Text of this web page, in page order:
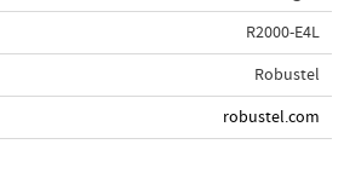
R2000-E4L
Robustel
robustel.com